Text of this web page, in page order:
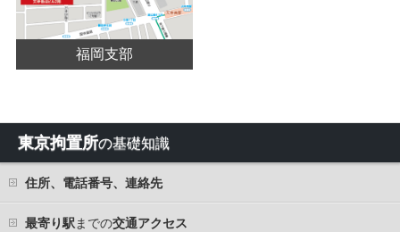
福岡支部
東京拘置所の基礎知識
住所、電話番号、連絡先
最寄り駅 までの交通アクセス